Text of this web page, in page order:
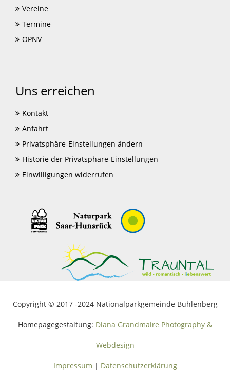
Vereine
Termine
ÖPNV
Uns erreichen
Kontakt
Anfahrt
Privatsphäre-Einstellungen ändern
Historie der Privatsphäre-Einstellungen
Einwilligungen widerrufen
Copyright © 2017 -2024 Nationalparkgemeinde Buhlenberg
Homepagegestaltung: Diana Grandmaire Photography &
Webdesign
Impressum | Datenschutzerklärung